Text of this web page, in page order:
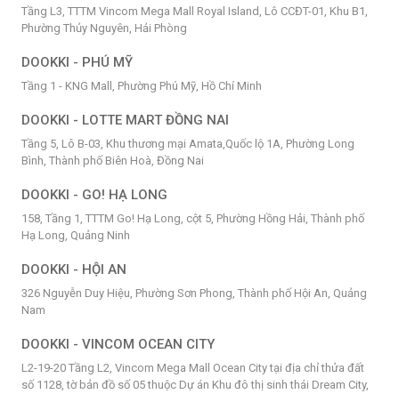
Tầng L3, TTTM Vincom Mega Mall Royal Island, Lô CCĐT-01, Khu B1,
Phường Thủy Nguyên, Hải Phòng
DOOKKI - PHÚ MỸ
Tầng 1 - KNG Mall, Phường Phú Mỹ, Hồ Chí Minh
DOOKKI - LOTTE MART ĐỒNG NAI
Tầng 5, Lô B-03, Khu thương mại Amata,Quốc lộ 1A, Phường Long
Bình, Thành phố Biên Hoà, Đồng Nai
DOOKKI - GO! HẠ LONG
158, Tầng 1, TTTM Go! Hạ Long, cột 5, Phường Hồng Hải, Thành phố
Hạ Long, Quảng Ninh
DOOKKI - HỘI AN
326 Nguyễn Duy Hiệu, Phường Sơn Phong, Thành phố Hội An, Quảng
Nam
DOOKKI - VINCOM OCEAN CITY
L2-19-20 Tầng L2, Vincom Mega Mall Ocean City tại địa chỉ thửa đất
số 1128, tờ bản đồ số 05 thuộc Dự án Khu đô thị sinh thái Dream City,